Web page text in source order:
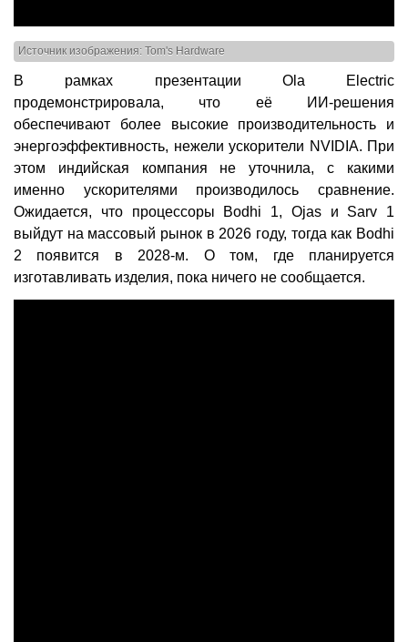
Источник изображения: Tom's Hardware
В рамках презентации Ola Electric
продемонстрировала, что её ИИ-решения
обеспечивают более высокие производительность и
энергоэффективность, нежели ускорители NVIDIA. При
этом индийская компания не уточнила, с какими
именно ускорителями производилось сравнение.
Ожидается, что процессоры Bodhi 1, Ojas и Sarv 1
выйдут на массовый рынок в 2026 году, тогда как Bodhi
2 появится в 2028-м. О том, где планируется
изготавливать изделия, пока ничего не сообщается.